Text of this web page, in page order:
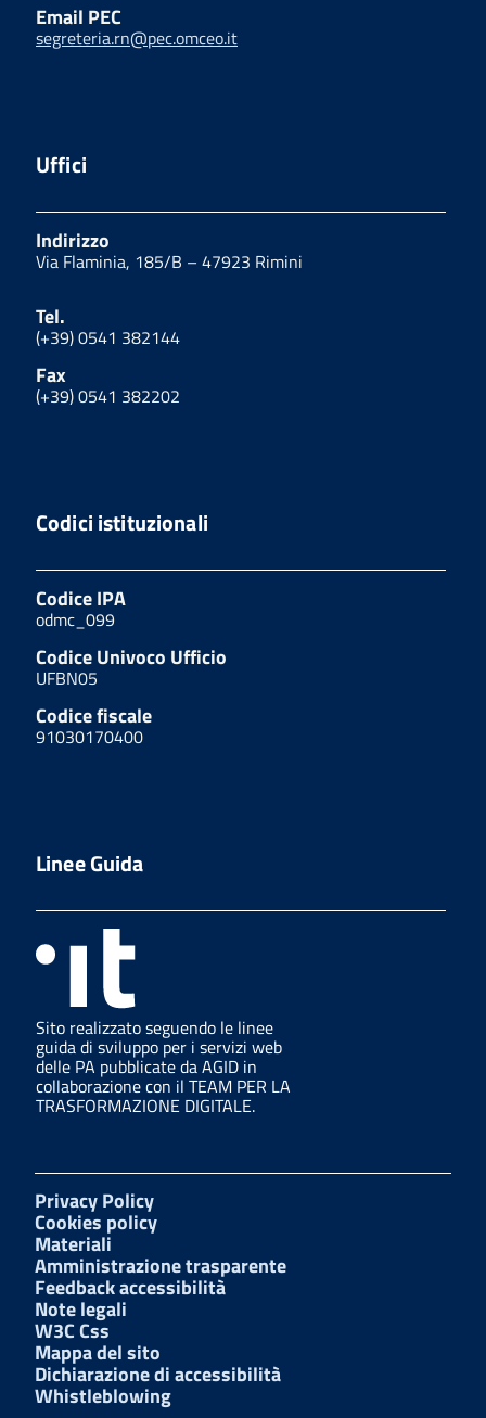
Email PEC
segreteria.rn@pec.omceo.it
Uffici
Indirizzo
Via Flaminia, 185/B – 47923 Rimini
Tel.
(+39) 0541 382144
Fax
(+39) 0541 382202
Codici istituzionali
Codice IPA
odmc_099
Codice Univoco Ufficio
UFBN05
Codice fiscale
91030170400
Linee Guida
Sito realizzato seguendo le linee
guida di sviluppo per i servizi web
delle PA pubblicate da AGID in
collaborazione con il TEAM PER LA
TRASFORMAZIONE DIGITALE.
Privacy Policy
Cookies policy
Materiali
Amministrazione trasparente
Feedback accessibilità
Note legali
W3C Css
Mappa del sito
Dichiarazione di accessibilità
Whistleblowing